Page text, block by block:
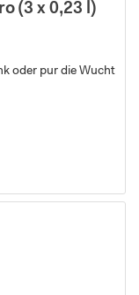
(3 x 0,23 l)
oder pur die Wucht